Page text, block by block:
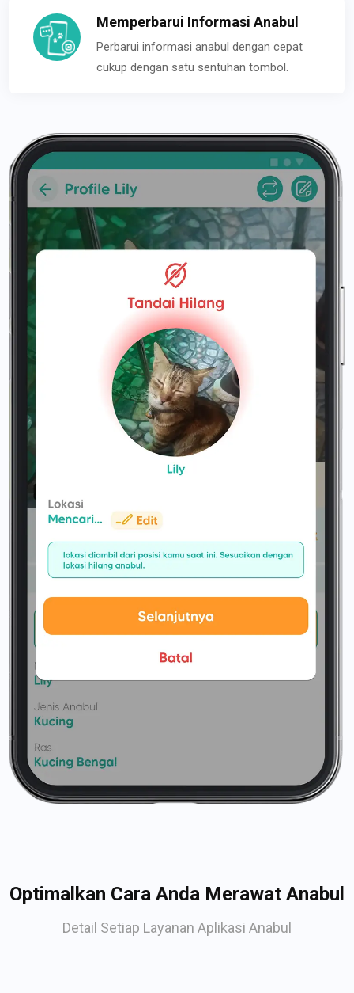
Memperbarui Informasi Anabul
Perbarui informasi anabul dengan cepat
cukup dengan satu sentuhan tombol.
Optimalkan Cara Anda Merawat Anabul
Detail Setiap Layanan Aplikasi Anabul